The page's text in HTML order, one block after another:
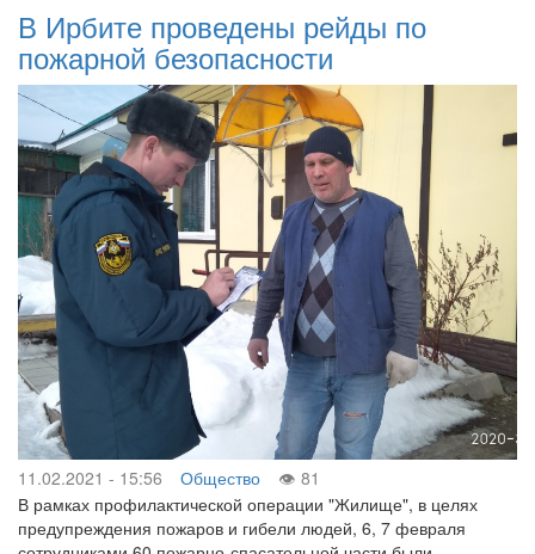
В Ирбите проведены рейды по
пожарной безопасности
11.02.2021 - 15:56 Общество
81
В рамках профилактической операции "Жилище", в целях
предупреждения пожаров и гибели людей, 6, 7 февраля